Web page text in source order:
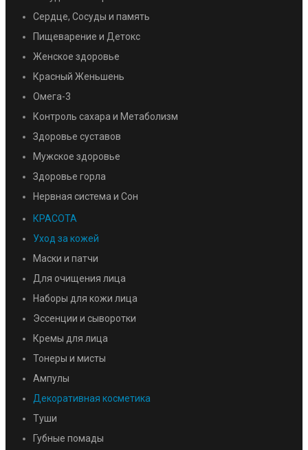
Сердце, Сосуды и память
Пищеварение и Детокс
Женское здоровье
Красный Женьшень
Омега-3
Контроль сахара и Метаболизм
Здоровье суставов
Мужское здоровье
Здоровье горла
Нервная система и Сон
КРАСОТА
Уход за кожей
Маски и патчи
Для очищения лица
Наборы для кожи лица
Эссенции и сыворотки
Кремы для лица
Тонеры и мисты
Ампулы
Декоративная косметика
Туши
Губные помады